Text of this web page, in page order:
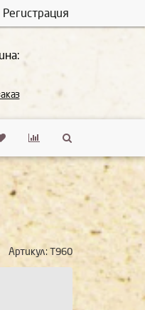
Регистрация
Артикул: Т960